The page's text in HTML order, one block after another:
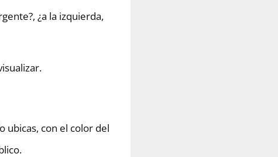
¿a la izquierda,
ubicas, con el color del